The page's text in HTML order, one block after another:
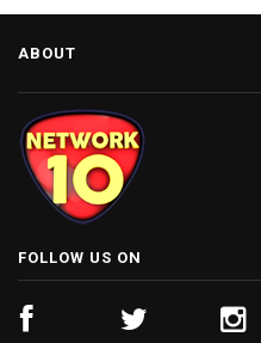
ABOUT
FOLLOW US ON